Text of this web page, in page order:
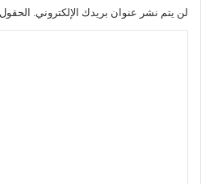
لن يتم نشر عنوان بريدك الإلكتروني. الحقول